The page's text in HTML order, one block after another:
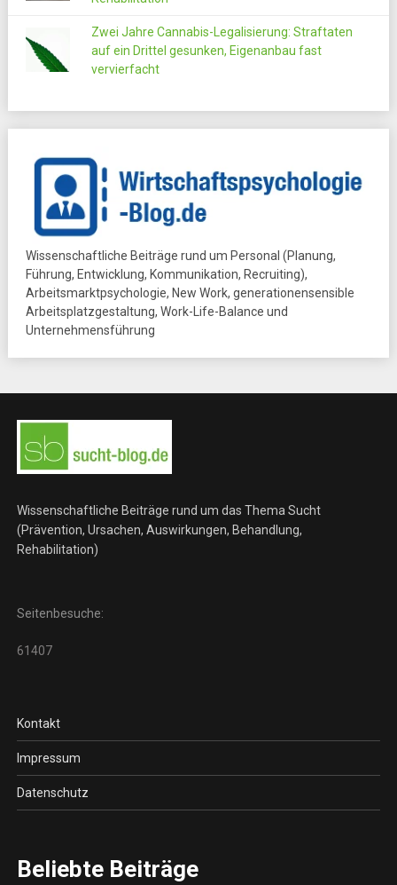
Zwei Jahre Cannabis-Legalisierung: Straftaten
auf ein Drittel gesunken, Eigenanbau fast
vervierfacht
Wissenschaftliche Beiträge rund um Personal (Planung,
Führung, Entwicklung, Kommunikation, Recruiting),
Arbeitsmarktpsychologie, New Work, generationensensible
Arbeitsplatzgestaltung, Work-Life-Balance und
Unternehmensführung
Wissenschaftliche Beiträge rund um das Thema Sucht
(Prävention, Ursachen, Auswirkungen, Behandlung,
Rehabilitation)
Seitenbesuche:
61407
Kontakt
Impressum
Datenschutz
Beliebte Beiträge